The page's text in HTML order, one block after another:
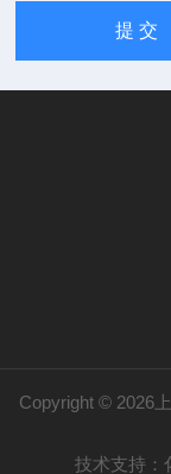
Copyright © 2026
技术支持：